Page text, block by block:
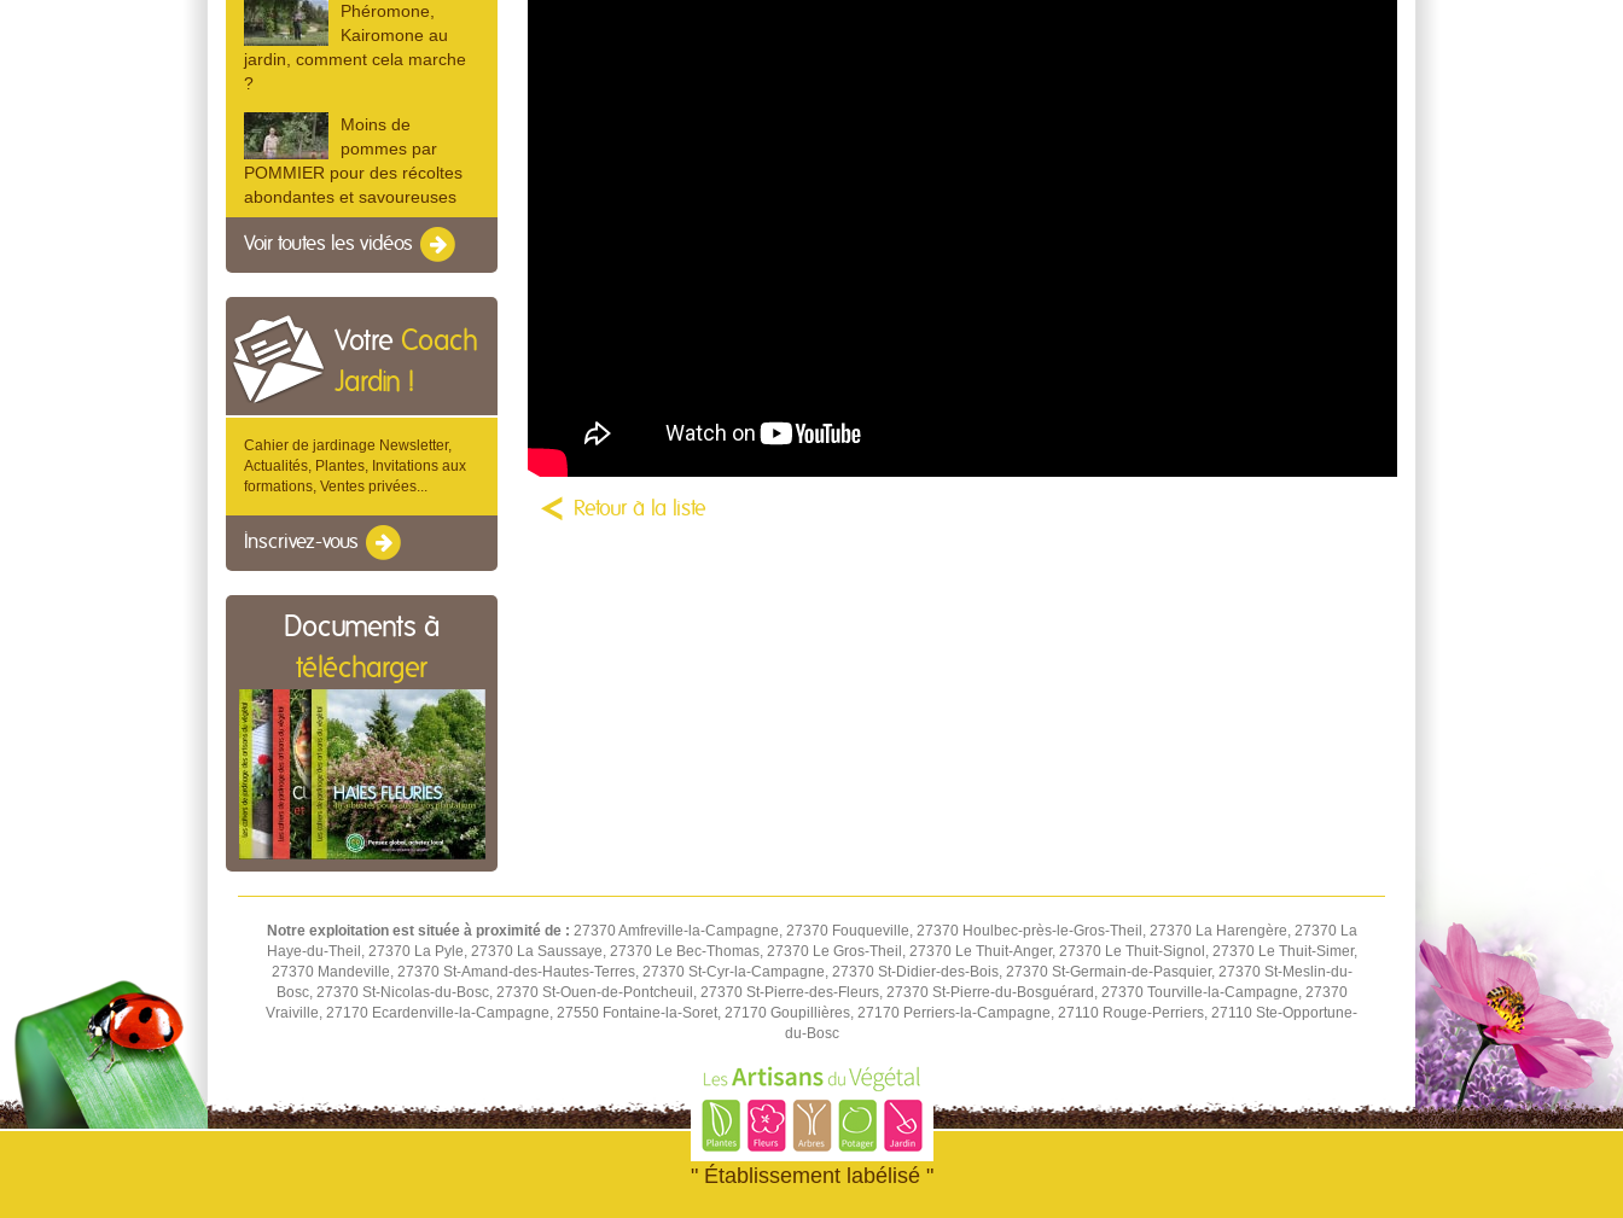
Phéromone,
Kairomone au
jardin, comment cela marche
?
Moins de
pommes par
POMMIER pour des récoltes
abondantes et savoureuses
Voir toutes les vidéos
Votre Coach
Jardin !
Cahier de jardinage Newsletter,
Actualités, Plantes, Invitations aux
formations, Ventes privées...
Inscrivez-vous
Documents à
télécharger
Retour à la liste
Notre exploitation est située à proximité de : 27370 Amfreville-la-Campagne, 27370 Fouqueville, 27370 Houlbec-près-le-Gros-Theil, 27370 La Harengère, 27370 La
Haye-du-Theil, 27370 La Pyle, 27370 La Saussaye, 27370 Le Bec-Thomas, 27370 Le Gros-Theil, 27370 Le Thuit-Anger, 27370 Le Thuit-Signol, 27370 Le Thuit-Simer,
27370 Mandeville, 27370 St-Amand-des-Hautes-Terres, 27370 St-Cyr-la-Campagne, 27370 St-Didier-des-Bois, 27370 St-Germain-de-Pasquier, 27370 St-Meslin-du-
Bosc, 27370 St-Nicolas-du-Bosc, 27370 St-Ouen-de-Pontcheuil, 27370 St-Pierre-des-Fleurs, 27370 St-Pierre-du-Bosguérard, 27370 Tourville-la-Campagne, 27370
Vraiville, 27170 Ecardenville-la-Campagne, 27550 Fontaine-la-Soret, 27170 Goupillières, 27170 Perriers-la-Campagne, 27110 Rouge-Perriers, 27110 Ste-Opportune-
du-Bosc
" Établissement labélisé "